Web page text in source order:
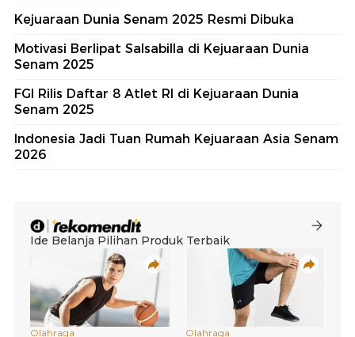
Kejuaraan Dunia Senam 2025 Resmi Dibuka
Motivasi Berlipat Salsabilla di Kejuaraan Dunia
Senam 2025
FGI Rilis Daftar 8 Atlet RI di Kejuaraan Dunia
Senam 2025
Indonesia Jadi Tuan Rumah Kejuaraan Asia Senam
2026